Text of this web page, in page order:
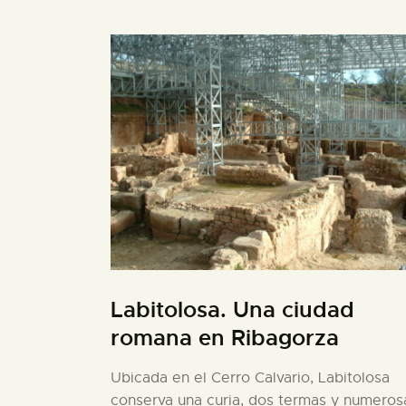
Labitolosa. Una ciudad
romana en Ribagorza
Ubicada en el Cerro Calvario, Labitolosa
conserva una curia, dos termas y